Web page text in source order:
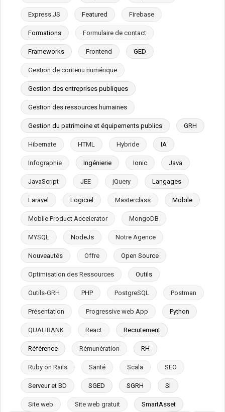
Express.JS Featured Firebase
Formations Formulaire de contact
Frameworks Frontend GED
Gestion de contenu numérique
Gestion des entreprises publiques
Gestion des ressources humaines
Gestion du patrimoine et équipements publics GRH
Hibernate HTML Hybride IA
Infographie Ingénierie Ionic Java
JavaScript JEE jQuery Langages
Laravel Logiciel Masterclass Mobile
Mobile Product Accelerator MongoDB
MYSQL NodeJs Notre Agence
Nouveautés Offre Open Source
Optimisation des Ressources Outils
Outils-GRH PHP PostgreSQL Postman
Présentation Progressive web App Python
QUALIBANK React Recrutement
Référence Rémunération RH
Ruby on Rails Santé Scala SEO
Serveur et BD SGED SGRH SI
Site web Site web gratuit SmartAsset